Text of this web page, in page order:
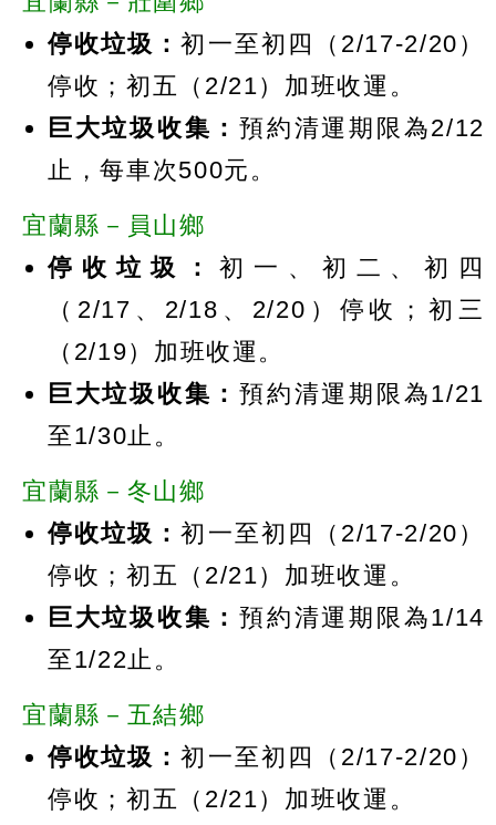
停收垃圾：初一至初四（2/17-2/20）
停收；初五（2/21）加班收運。
巨大垃圾收集：預約清運期限為2/12
止，每車次500元。
宜蘭縣－員山鄉
停收垃圾： 初一、初二、初四
（2/17、2/18、2/20）停收；初三
（2/19）加班收運。
巨大垃圾收集：預約清運期限為1/21
至1/30止。
宜蘭縣－冬山鄉
停收垃圾：初一至初四（2/17-2/20）
停收；初五（2/21）加班收運。
巨大垃圾收集：預約清運期限為1/14
至1/22止。
宜蘭縣－五結鄉
停收垃圾：初一至初四（2/17-2/20）
停收；初五（2/21）加班收運。